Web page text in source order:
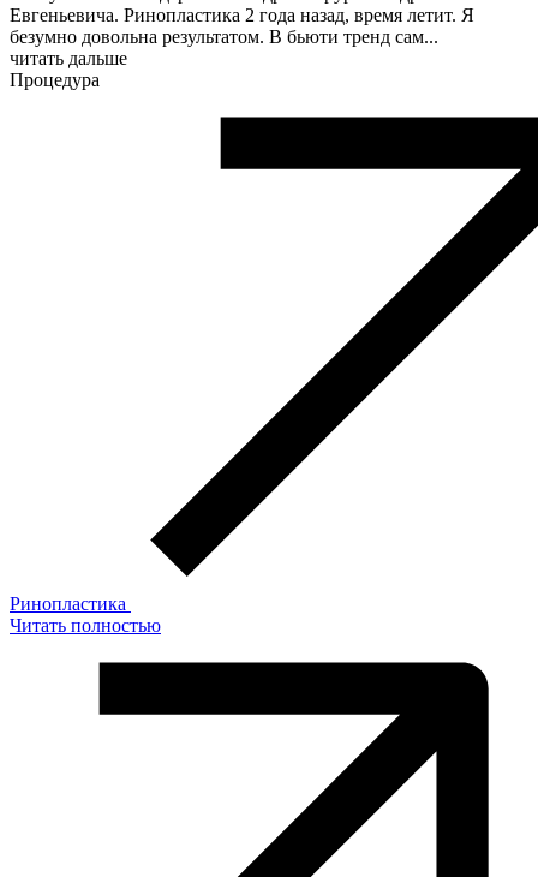
Евгеньевича. Ринопластика 2 года назад, время летит. Я
безумно довольна результатом. В бьюти тренд сам...
читать дальше
Процедура
Ринопластика
Читать полностью